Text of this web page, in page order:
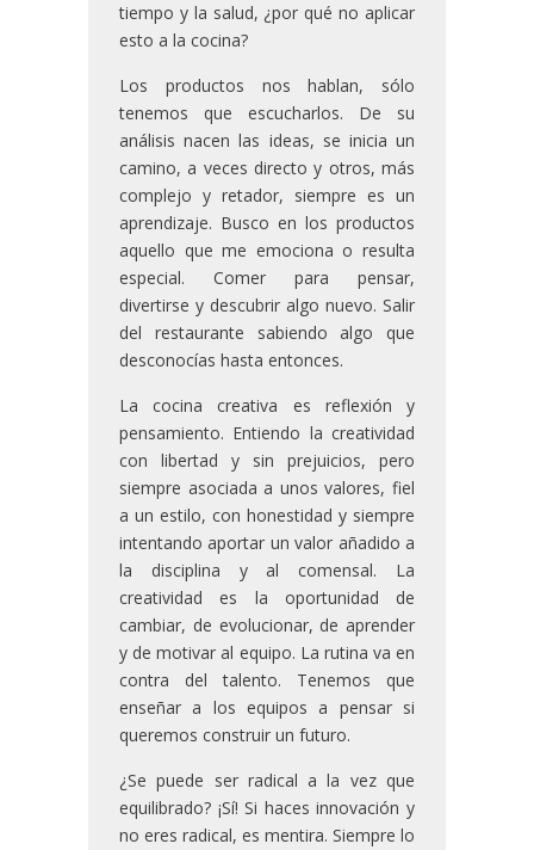
tiempo y la salud, ¿por qué no aplicar
esto a la cocina?
Los productos nos hablan, sólo
tenemos que escucharlos. De su
análisis nacen las ideas, se inicia un
camino, a veces directo y otros, más
complejo y retador, siempre es un
aprendizaje. Busco en los productos
aquello que me emociona o resulta
especial. Comer para pensar,
divertirse y descubrir algo nuevo. Salir
del restaurante sabiendo algo que
desconocías hasta entonces.
La cocina creativa es reflexión y
pensamiento. Entiendo la creatividad
con libertad y sin prejuicios, pero
siempre asociada a unos valores, fiel
a un estilo, con honestidad y siempre
intentando aportar un valor añadido a
la disciplina y al comensal. La
creatividad es la oportunidad de
cambiar, de evolucionar, de aprender
y de motivar al equipo. La rutina va en
contra del talento. Tenemos que
enseñar a los equipos a pensar si
queremos construir un futuro.
¿Se puede ser radical a la vez que
equilibrado? ¡Sí! Si haces innovación y
no eres radical, es mentira. Siempre lo